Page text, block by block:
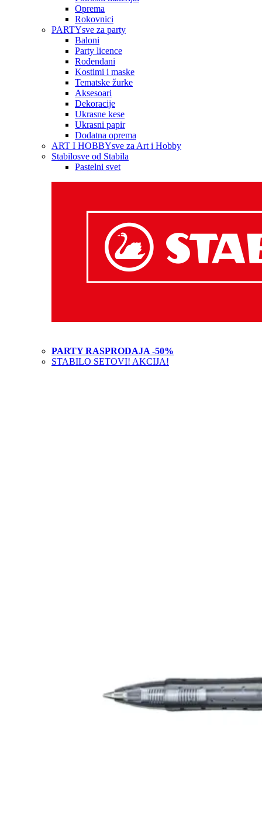
Oprema
Rokovnici
PARTYsve za party
Baloni
Party licence
Rođendani
Kostimi i maske
Tematske žurke
Aksesoari
Dekoracije
Ukrasne kese
Ukrasni papir
Dodatna oprema
ART I HOBBYsve za Art i Hobby
Stabilosve od Stabila
Pastelni svet
PARTY RASPRODAJA -50%
STABILO SETOVI! AKCIJA!